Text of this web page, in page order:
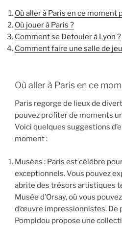
Où aller à Paris en ce moment
Où jouer à Paris ?
Comment se Defouler à Lyon ?
Comment faire une salle de
Où aller à Paris en ce
Paris regorge de lieux de
pouvez profiter de moments
Voici quelques suggestions
moment :
Musées : Paris est célèbre
exceptionnels. Vous pouvez
abrite des trésors artistiques
Musée d’Orsay, où vous
d’œuvre impressionnistes. De
Pompidou propose une